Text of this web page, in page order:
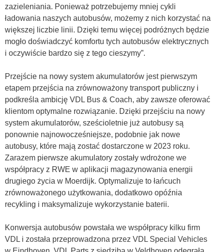
zazieleniania. Ponieważ potrzebujemy mniej cykli
ładowania naszych autobusów, możemy z nich korzystać na
większej liczbie linii. Dzięki temu więcej podróżnych będzie
mogło doświadczyć komfortu tych autobusów elektrycznych
i oczywiście bardzo się z tego cieszymy”.
Przejście na nowy system akumulatorów jest pierwszym
etapem przejścia na zrównoważony transport publiczny i
podkreśla ambicję VDL Bus & Coach, aby zawsze oferować
klientom optymalne rozwiązanie. Dzięki przejściu na nowy
system akumulatorów, sześcioletnie już autobusy są
ponownie najnowocześniejsze, podobnie jak nowe
autobusy, które mają zostać dostarczone w 2023 roku.
Zarazem pierwsze akumulatory zostały wdrożone we
współpracy z RWE w aplikacji magazynowania energii
drugiego życia w Moerdijk. Optymalizuje to łańcuch
zrównoważonego użytkowania, dodatkowo opóźnia
recykling i maksymalizuje wykorzystanie baterii.
Konwersja autobusów powstała we współpracy kilku firm
VDL i została przeprowadzona przez VDL Special Vehicles